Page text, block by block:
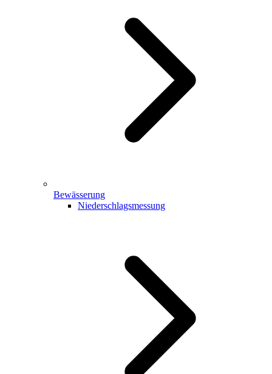
Bewässerung
Niederschlagsmessung